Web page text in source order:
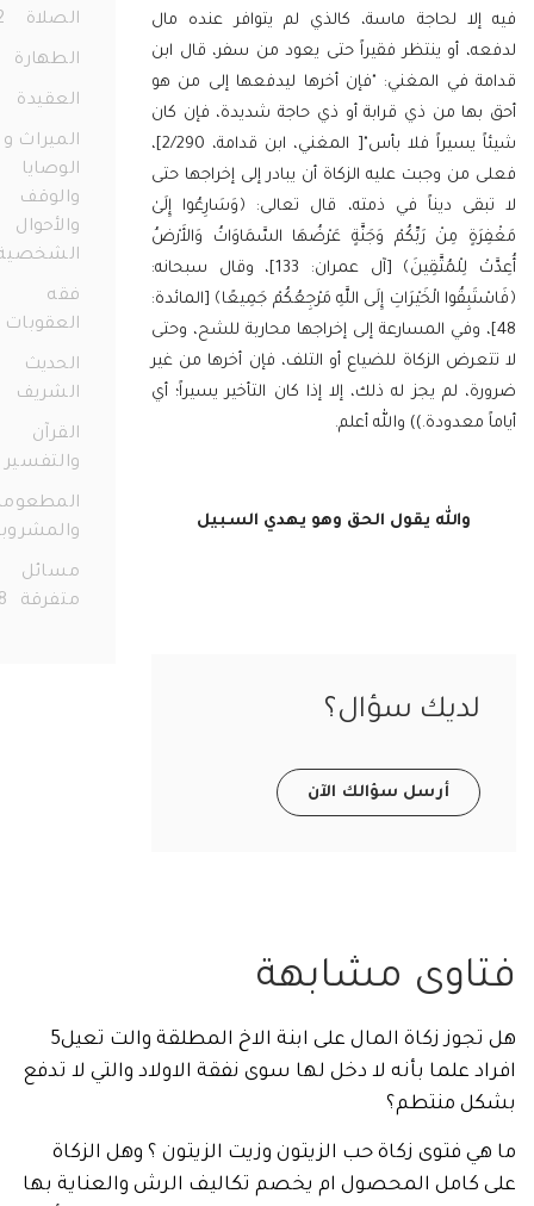
لحاجة ماسة، كالذي لم يتوافر عنده مال
أو ينتظر فقيراً حتى يعود من سفر، قال ابن
في المغني: "فإن أخرها ليدفعها إلى من هو
من ذي قرابة أو ذي حاجة شديدة، فإن كان
شيئاً يسيراً فلا بأس"[ المغني، ابن قدامة، 2/290]،
وجبت عليه الزكاة أن يبادر إلى إخراجها حتى
ديناً في ذمته، قال تعالى: ﴿وَسَارِعُوا إِلَىٰ
مِنْ رَبِّكُمْ وَجَنَّةٍ عَرْضُهَا السَّمَاوَاتُ وَالأَرْضُ
أُعِدَّتْ لِلْمُتَّقِينَ﴾ [آل عمران: 133]، وقال سبحانه:
الْخَيْرَاتِ إِلَى اللَّهِ مَرْجِعُكُمْ جَمِيعًا﴾ [المائدة:
وفي المسارعة إلى إخراجها محاربة للشح، وحتى
الزكاة للضياع أو التلف، فإن أخرها من غير
لم يجز له ذلك، إلا إذا كان التأخير يسيراً؛ أي
والله أعلم.
والله يقول الحق وهو يهدي السبيل
سؤال؟
أرسل سؤالك الآن
172
الطهارة 98
العقيدة 38
الميراث و
والوقف
والأحوال
الشخصية
العقوبات
11
الشريف
12
والتفسير 56
المطعومات
والمشروبات
21
مسائل
متفرقة
278
مشابهة
هل تجوز زكاة المال على ابنة الاخ المطلقة والت تعيل5
علما بأنه لا دخل لها سوى نفقة الاولاد والتي لا تدفع
منتطم؟
فتوى زكاة حب الزيتون وزيت الزيتون ؟ وهل الزكاة
المحصول ام يخصم تكاليف الرش والعناية بها